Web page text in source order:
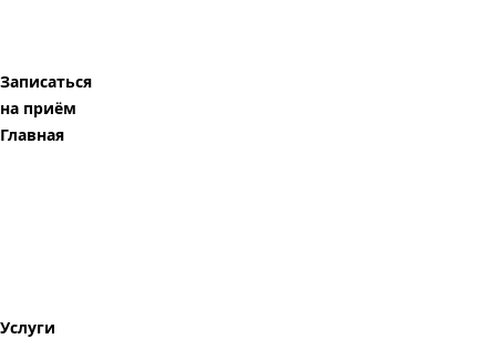
Записаться
на приём
Главная
Услуги